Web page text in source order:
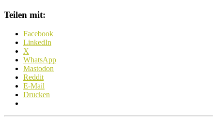
Teilen mit:
Facebook
LinkedIn
X
WhatsApp
Mastodon
Reddit
E-Mail
Drucken